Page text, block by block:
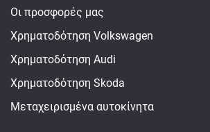
Οι προσφορές μας
Χρηματοδότηση Volkswagen
Χρηματοδότηση Audi
Χρηματοδότηση Skoda
Μεταχειρισμένα αυτοκίνητα